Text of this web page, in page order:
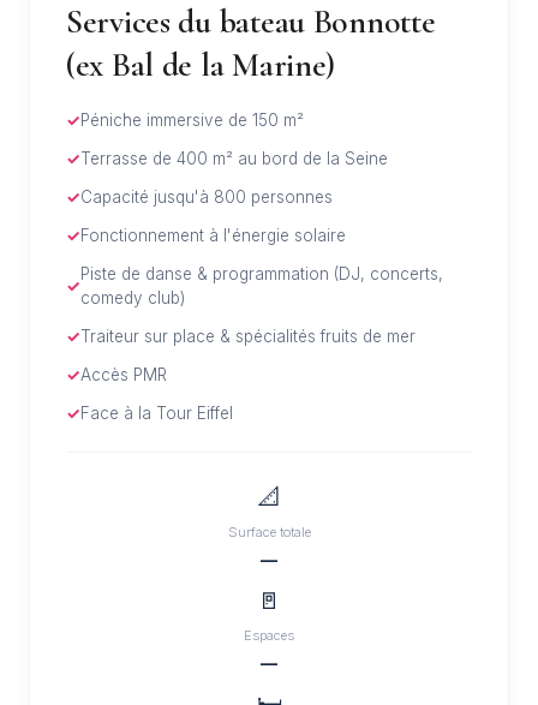
Services du bateau Bonnotte
(ex Bal de la Marine)
Péniche immersive de 150 m²
Terrasse de 400 m² au bord de la Seine
Capacité jusqu'à 800 personnes
Fonctionnement à l'énergie solaire
Piste de danse & programmation (DJ, concerts,
comedy club)
Traiteur sur place & spécialités fruits de mer
Accès PMR
Face à la Tour Eiffel
📐
Surface totale
—
🚪
Espaces
—